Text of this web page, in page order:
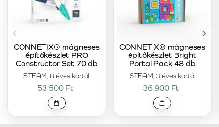
STEAM, 8 éves kortól
CONNETIX® mágneses
építőkészlet PRO
Constructor Set 70 db
53 500 Ft
STEAM, 3 éves kortól
CONNETIX® mágneses
építőkészlet Bright
Portal Pack 48 db
36 900 Ft